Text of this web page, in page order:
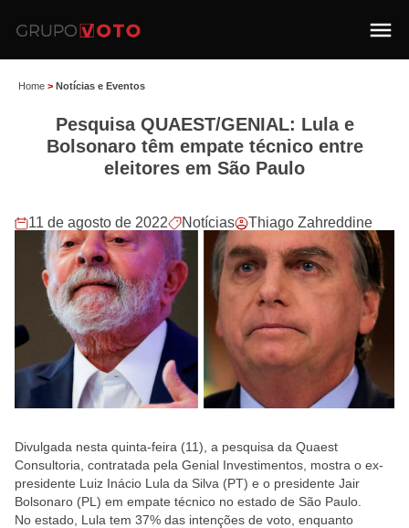
Home > Notícias e Eventos
Pesquisa QUAEST/GENIAL: Lula e
Bolsonaro têm empate técnico entre
eleitores em São Paulo
11 de agosto de 2022 Notícias Thiago Zahreddine
Divulgada nesta quinta-feira (11), a pesquisa da Quaest
Consultoria, contratada pela Genial Investimentos, mostra o ex-
presidente Luiz Inácio Lula da Silva (PT) e o presidente Jair
Bolsonaro (PL) em empate técnico no estado de São Paulo.
No estado, Lula tem 37% das intenções de voto, enquanto